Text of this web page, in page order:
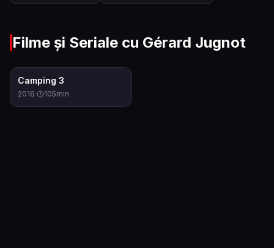
Filme și Seriale cu Gérard Jugnot
Camping 3
2016· 105min